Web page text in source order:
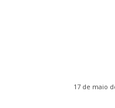
17 de maio